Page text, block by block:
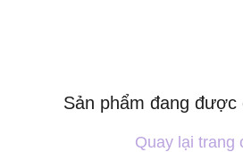
Sản phẩm đang được
Quay lại trang